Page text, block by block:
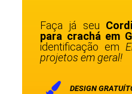
Faça já seu
para crachá em
identificação em
projetos em geral!
DESIGN